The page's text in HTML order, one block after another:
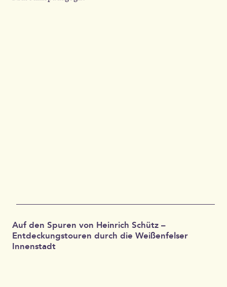
Auf den Spuren von Heinrich Schütz –
Entdeckungstouren durch die Weißenfelser
Innenstadt